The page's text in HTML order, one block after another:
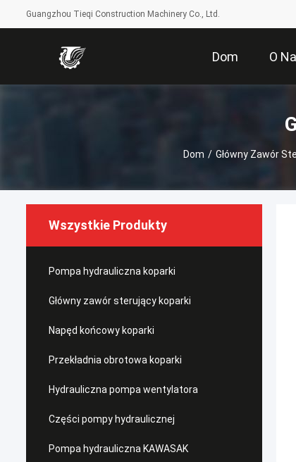
Guangzhou Tieqi Construction Machinery Co., Ltd.
Dom O
Dom / Główny Zawór
Wszystkie Produkty
Pompa hydrauliczna koparki
Główny zawór sterujący koparki
Napęd końcowy koparki
Przekładnia obrotowa koparki
Hydrauliczna pompa wentylatora
Części pompy hydraulicznej
Pompa hydrauliczna KAWASAK